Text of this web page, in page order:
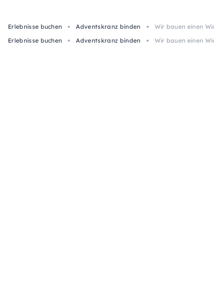
Erlebnisse buchen Adventskranz binden
Wir bauen einen
Erlebnisse buchen
Adventskranz binden Wir bauen einen